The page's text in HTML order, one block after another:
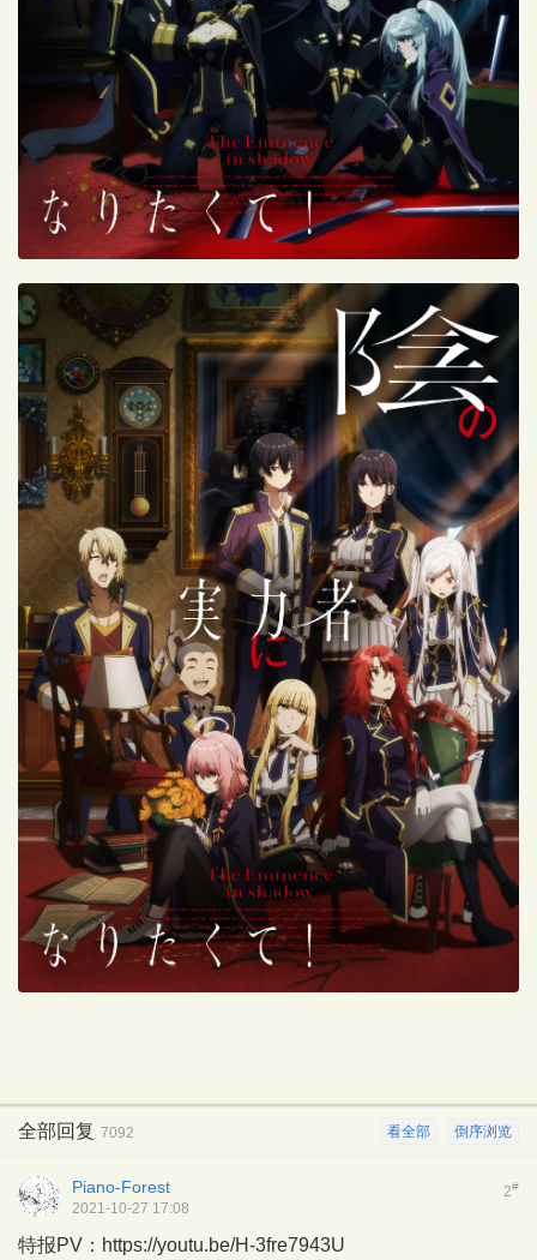
倒序浏览
看全部
全部回复 7092
2#
Piano-Forest
2021-10-27 17:08
特报PV： https://youtu.be/H-3fre7943U